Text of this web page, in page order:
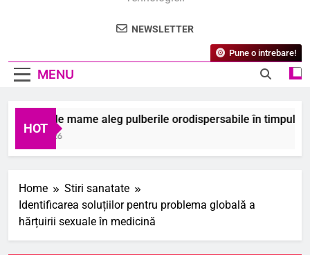
NEWSLETTER
MENU
Pune o intrebare!
HOT
ce unele mame aleg pulberile orodispersabile în timpul
2026
Home
Stiri sanatate
Identificarea soluțiilor pentru problema globală a
hărțuirii sexuale în medicină